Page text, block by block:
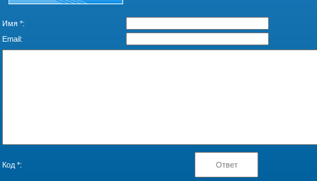
Имя *:
Email:
Код *: